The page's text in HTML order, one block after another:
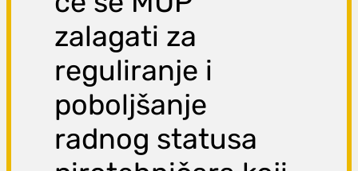
zalagati za
reguliranje i
poboljšanje
radnog statusa